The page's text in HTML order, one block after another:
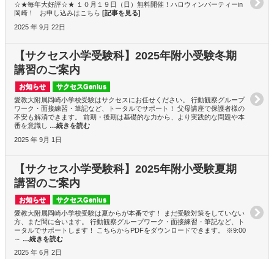
☆★毎年大好評☆★ １０月１９日（日）無料開催！ハロウィンパーティーin
岡崎！ お申し込みはこちら [記事を見る]
2025 年 9月 22日
【サクセス小学受験科】2025年附小受験冬期
講習のご案内
お知らせ
サクセスGenius
愛教大附属岡崎小学校受験はサクセスにお任せください。 行動観察グループ
ワーク・面接練習・筆記など、トータルでサポート！ 父母講座で保護者様の
不安も解消できます。 前期・後期は基礎的な力から、より実践的な問題や本
番を意識し …続きを読む
2025 年 9月 1日
【サクセス小学受験科】2025年附小受験夏期
講習のご案内
お知らせ
サクセスGenius
愛教大附属岡崎小学校受験は夏からが本番です！ まだ受験対策をしていない
方、まだ間に合います。 行動観察グループワーク・面接練習・筆記など、ト
ータルでサポートします！ こちらからPDFをダウンロードできます。 ※9:00
～ …続きを読む
2025 年 6月 2日